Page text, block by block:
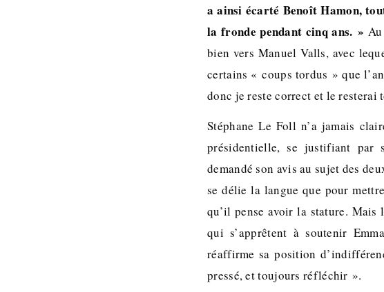
a ainsi écarté Benoît Hamon,
la fronde pendant cinq ans. »
bien vers Manuel Valls, avec
certains « coups tordus » que
donc je reste correct et le resterai
Stéphane Le Foll n’a jamais
présidentielle, se justifiant par
demandé son avis au sujet des
se délie la langue que pour
qu’il pense avoir la stature. Mais
qui s’apprêtent à soutenir
réaffirme sa position
pressé, et toujours réfléchir ».